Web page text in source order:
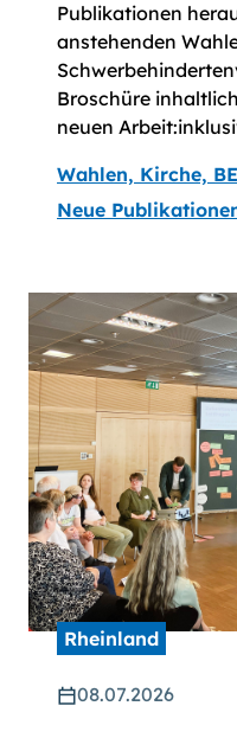
Publikationen
anstehenden
Broschüre
neuen
Wahlen, Kirche,
Neue
Rheinland
08.07.2026